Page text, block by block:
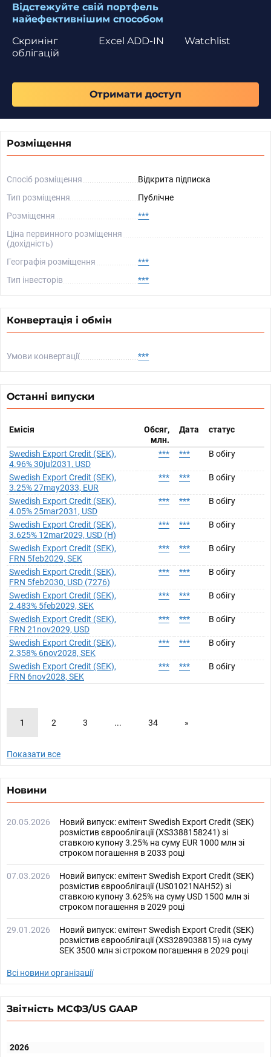
Відстежуйте свій портфель
найефективнішим способом
Скринінг
облігацій
Watchlist
Excel ADD-IN
Отримати доступ
Розміщення
Спосіб розміщення
Відкрита підписка
Тип розміщення
Публічне
Розміщення
***
Ціна первинного розміщення
(дохідність)
Географія розміщення
***
Тип інвесторів
***
Конвертація і обмін
Умови конвертації ***
Останні випуски
Емісія
Обсяг,
млн.
Дата статус
Swedish Export Credit (SEK),
4.96% 30jul2031, USD
*** *** В обігу
Swedish Export Credit (SEK),
3.25% 27may2033, EUR
*** *** В обігу
Swedish Export Credit (SEK),
4.05% 25mar2031, USD
*** *** В обігу
Swedish Export Credit (SEK),
3.625% 12mar2029, USD (H)
*** *** В обігу
Swedish Export Credit (SEK),
FRN 5feb2029, SEK
*** *** В обігу
Swedish Export Credit (SEK),
FRN 5feb2030, USD (7276)
*** *** В обігу
Swedish Export Credit (SEK),
2.483% 5feb2029, SEK
*** *** В обігу
Swedish Export Credit (SEK),
FRN 21nov2029, USD
*** *** В обігу
Swedish Export Credit (SEK),
2.358% 6nov2028, SEK
*** *** В обігу
Swedish Export Credit (SEK),
FRN 6nov2028, SEK
*** *** В обігу
1 2 3 ... 34 »
Показати все
Новини
20.05.2026
Новий випуск: емітент Swedish Export Credit (SEK)
розмістив єврооблігації (XS3388158241) зі
ставкою купону 3.25% на суму EUR 1000 млн зі
строком погашення в 2033 році
07.03.2026
Новий випуск: емітент Swedish Export Credit (SEK)
розмістив єврооблігації (US01021NAH52) зі
ставкою купону 3.625% на суму USD 1500 млн зі
строком погашення в 2029 році
29.01.2026
Новий випуск: емітент Swedish Export Credit (SEK)
розмістив єврооблігації (XS3289038815) на суму
SEK 3500 млн зі строком погашення в 2029 році
Всі новини організації
Звітність МСФЗ/US GAAP
2026